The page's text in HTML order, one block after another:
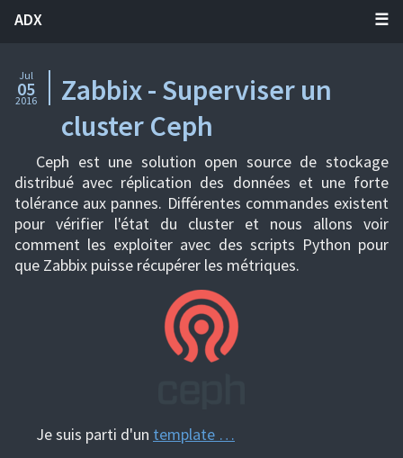
ADX
Jul
05
2016
Zabbix - Superviser un
cluster Ceph
Ceph est une solution open source de stockage
distribué avec réplication des données et une forte
tolérance aux pannes. Différentes commandes existent
pour vérifier l'état du cluster et nous allons voir
comment les exploiter avec des scripts Python pour
que Zabbix puisse récupérer les métriques.
Je suis parti d'un template …